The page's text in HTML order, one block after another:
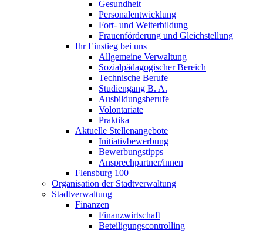
Gesundheit
Personalentwicklung
Fort- und Weiterbildung
Frauenförderung und Gleichstellung
Ihr Einstieg bei uns
Allgemeine Verwaltung
Sozialpädagogischer Bereich
Technische Berufe
Studiengang B. A.
Ausbildungsberufe
Volontariate
Praktika
Aktuelle Stellenangebote
Initiativbewerbung
Bewerbungstipps
Ansprechpartner/innen
Flensburg 100
Organisation der Stadtverwaltung
Stadtverwaltung
Finanzen
Finanzwirtschaft
Beteiligungscontrolling